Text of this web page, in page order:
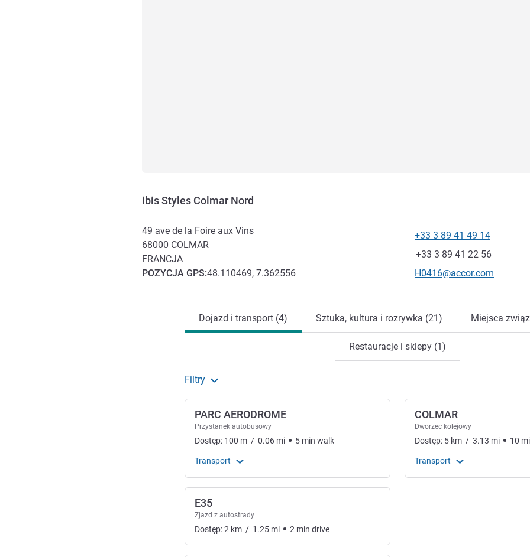
ibis Styles Colmar Nord
49 ave de la Foire aux Vins
68000 COLMAR
FRANCJA
POZYCJA GPS:48.110469, 7.362556
Telefon
+33 3 89 41 49 14
Faks
+33 3 89 41 22 56
Kontaktowy adres e-mail
H0416@accor.com
Dojazd i transport (4) Sztuka, kultura i rozrywka (21) Miejsca
Restauracje i sklepy (1)
Filtry
PARC AERODROME
Przystanek autobusowy
Dostęp: 100 m / 0.06 mi 5 min walk
Transport
E35
Zjazd z autostrady
Dostęp:2 km / 1.25 mi 2 min drive
COLMAR
Dworzec kolejowy
Dostęp: 5 km / 3.13 mi 10
Transport